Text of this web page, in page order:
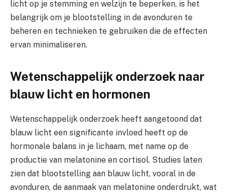
licht op je stemming en welzijn te beperken, is het
belangrijk om je blootstelling in de avonduren te
beheren en technieken te gebruiken die de effecten
ervan minimaliseren.
Wetenschappelijk onderzoek naar
blauw licht en hormonen
Wetenschappelijk onderzoek heeft aangetoond dat
blauw licht een significante invloed heeft op de
hormonale balans in je lichaam, met name op de
productie van melatonine en cortisol. Studies laten
zien dat blootstelling aan blauw licht, vooral in de
avonduren, de aanmaak van melatonine onderdrukt, wat